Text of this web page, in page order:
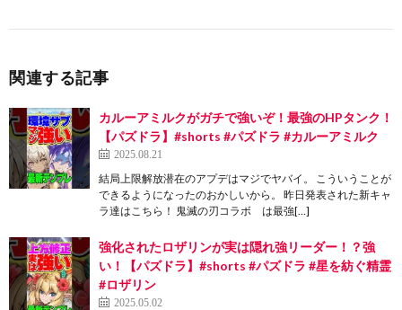
関連する記事
カルーアミルクがガチで強いぞ！最強のHPタンク！
【パズドラ】#shorts #パズドラ #カルーアミルク
2025.08.21
結局上限解放潜在のアプデはマジでヤバイ。 こういうことが
できるようになったのおかしいから。 昨日発表された新キャ
ラ達はこちら！ 鬼滅の刃コラボ は最強[…]
強化されたロザリンが実は隠れ強リーダー！？強
い！【パズドラ】#shorts #パズドラ #星を紡ぐ精霊
#ロザリン
2025.05.02